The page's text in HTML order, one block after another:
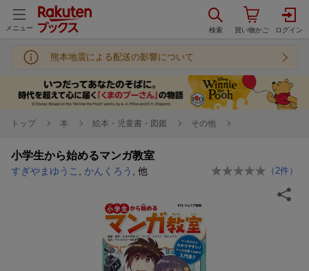
メニュー
熊本地震による配送の影響について
トップ 本 絵本・児童書・図鑑 その他
小学生から始めるマンガ教室
すぎやまゆうこ かんくろう , 他 （ 2件）